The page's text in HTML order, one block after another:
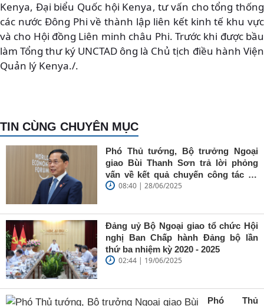
Kenya, Đại biểu Quốc hội Kenya, tư vấn cho tổng thống
các nước Đông Phi về thành lập liên kết kinh tế khu vực
và cho Hội đồng Liên minh châu Phi. Trước khi được bầu
làm Tổng thư ký UNCTAD ông là Chủ tịch điều hành Viện
Quản lý Kenya./.
TIN CÙNG CHUYÊN MỤC
Phó Thủ tướng, Bộ trưởng Ngoại
giao Bùi Thanh Sơn trả lời phỏng
vấn về kết quả chuyến công tác tại
Trung Quốc của Thủ tướng Chính
08:40 | 28/06/2025
Đảng uỷ Bộ Ngoại giao tổ chức Hội
nghị Ban Chấp hành Đảng bộ lần
thứ ba nhiệm kỳ 2020 - 2025
02:44 | 19/06/2025
Phó Thủ